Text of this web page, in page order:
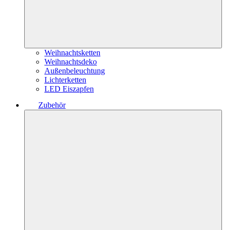
Weihnachtsketten
Weihnachtsdeko
Außenbeleuchtung
Lichterketten
LED Eiszapfen
Zubehör